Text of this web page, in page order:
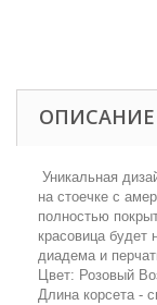
ОПИСАНИЕ
Уникальная
на стоечке с
полностью
красовица будет
диадема и
Цвет: Розовый
Длина корсета -